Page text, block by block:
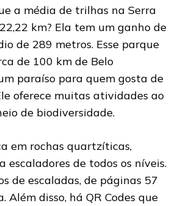
ESCALADAS
E
TRILHAS
SERRA
DO
a média de trilhas na Serra
km? Ela tem um ganho de
de 289 metros. Esse parque
de 100 km de Belo
paraíso para quem gosta de
oferece muitas atividades ao
de biodiversidade.
em rochas quartzíticas,
escaladores de todos os níveis.
de escaladas, de páginas 57
Além disso, há QR Codes que